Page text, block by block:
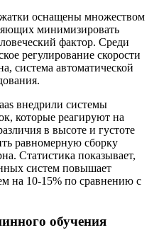
оснащены множеством
минимизировать
фактор. Среди
регулирование скорости
система автоматической
внедрили системы
которые реагируют на
в высоте и густоте
равномерную сборку
Статистика показывает,
систем повышает
на 10-15% по сравнению с
обучения